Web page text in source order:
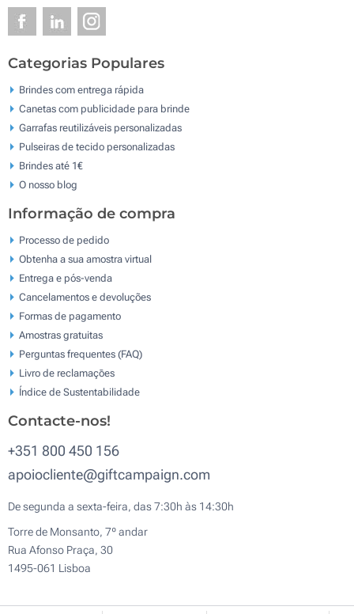
Categorias Populares
Brindes com entrega rápida
Canetas com publicidade para brinde
Garrafas reutilizáveis personalizadas
Pulseiras de tecido personalizadas
Brindes até 1€
O nosso blog
Informação de compra
Processo de pedido
Obtenha a sua amostra virtual
Entrega e pós-venda
Cancelamentos e devoluções
Formas de pagamento
Amostras gratuitas
Perguntas frequentes (FAQ)
Livro de reclamaçōes
Índice de Sustentabilidade
Contacte-nos!
+351 800 450 156
apoiocliente@giftcampaign.com
De segunda a sexta-feira, das 7:30h às 14:30h
Torre de Monsanto, 7º andar
Rua Afonso Praça, 30
1495-061 Lisboa